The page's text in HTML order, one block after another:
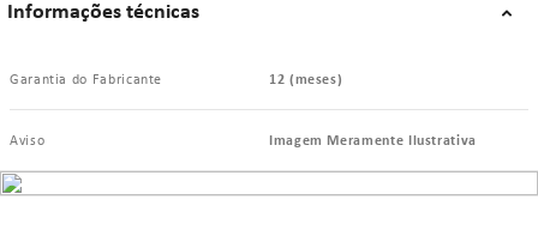
Informações técnicas
Garantia do Fabricante 12 (meses)
Aviso Imagem Meramente Ilustrativa